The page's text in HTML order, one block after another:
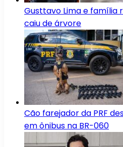
Gusttavo Lima e família
caiu de árvore
Cão farejador da PRF
em ônibus na BR-060